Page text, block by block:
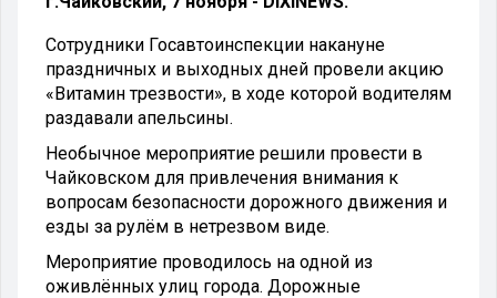
Сотрудники Госавтоинспекции накануне
праздничных и выходных дней провели акцию
«Витамин трезвости», в ходе которой водителям
раздавали апельсины.
Необычное мероприятие решили провести в
Чайковском для привлечения внимания к
вопросам безопасности дорожного движения и
езды за рулём в нетрезвом виде.
Мероприятие проводилось на одной из
оживлённых улиц города. Дорожные